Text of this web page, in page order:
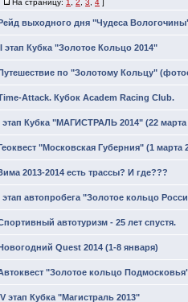
На страницу: 1 2 3 4 ]
выходного дня "Чудеса
этап Кубка "Золотое Кольцо 2014"
по "Золотому Кольцу"
Attack. Кубок Academ Racing Club.
этап Кубка "МАГИСТРАЛЬ 2014" (22 марта
"Московская Губерния" (1 марта
2013-2014 есть трассы? И где???
этап автопробега "Золотое кольцо
автотуризм - 25 лет спустя.
Quest 2014 (1-8 января)
"Золотое кольцо
этап Кубка "Магистраль 2013"